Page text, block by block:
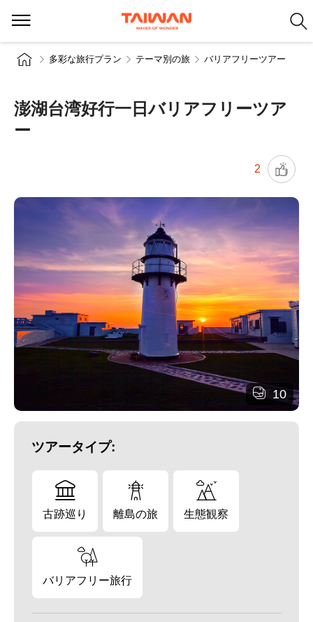
多彩な旅行プラン テーマ別の旅 バリアフリーツアー
澎湖台湾好行一日バリアフリーツア
ー
2
10
ツアータイプ:
古跡巡り 離島の旅 生態観察
バリアフリー旅行